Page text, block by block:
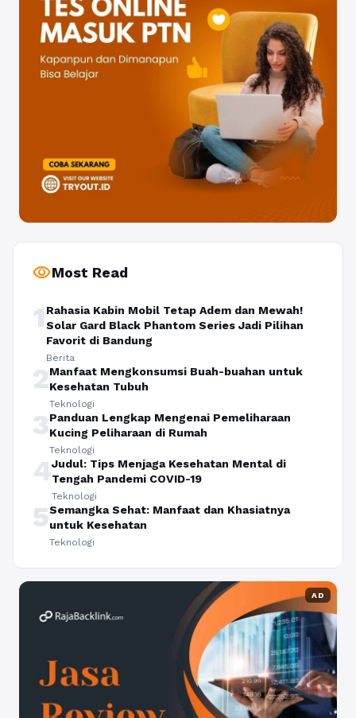
visibilityMost Read
1 Rahasia Kabin Mobil Tetap Adem dan Mewah!
Solar Gard Black Phantom Series Jadi Pilihan
Favorit di Bandung
Berita
2Manfaat Mengkonsumsi Buah-buahan untuk
Kesehatan Tubuh
Teknologi
3Panduan Lengkap Mengenai Pemeliharaan
Kucing Peliharaan di Rumah
Teknologi
4Judul: Tips Menjaga Kesehatan Mental di
Tengah Pandemi COVID-19
Teknologi
5Semangka Sehat: Manfaat dan Khasiatnya
untuk Kesehatan
Teknologi
AD